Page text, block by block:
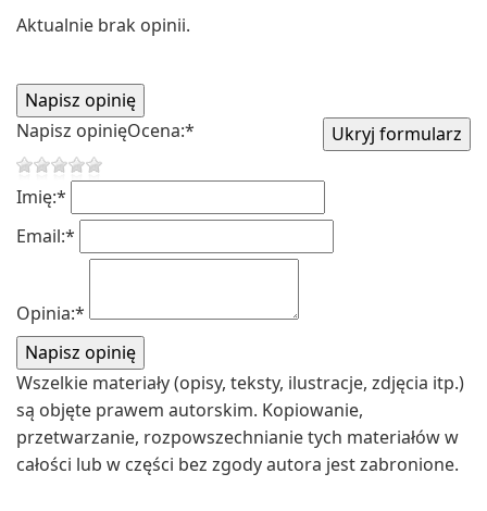
Aktualnie brak opinii.
Napisz opinięOcena:*
Imię:*
Email:*
Opinia:*
Wszelkie materiały (opisy, teksty, ilustracje, zdjęcia itp.)
są objęte prawem autorskim. Kopiowanie,
przetwarzanie, rozpowszechnianie tych materiałów w
całości lub w części bez zgody autora jest zabronione.